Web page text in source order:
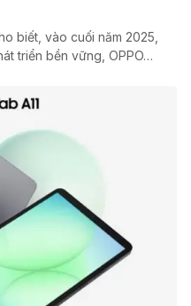
biết, vào cuối năm 2025,
triển bền vững, OPPO…